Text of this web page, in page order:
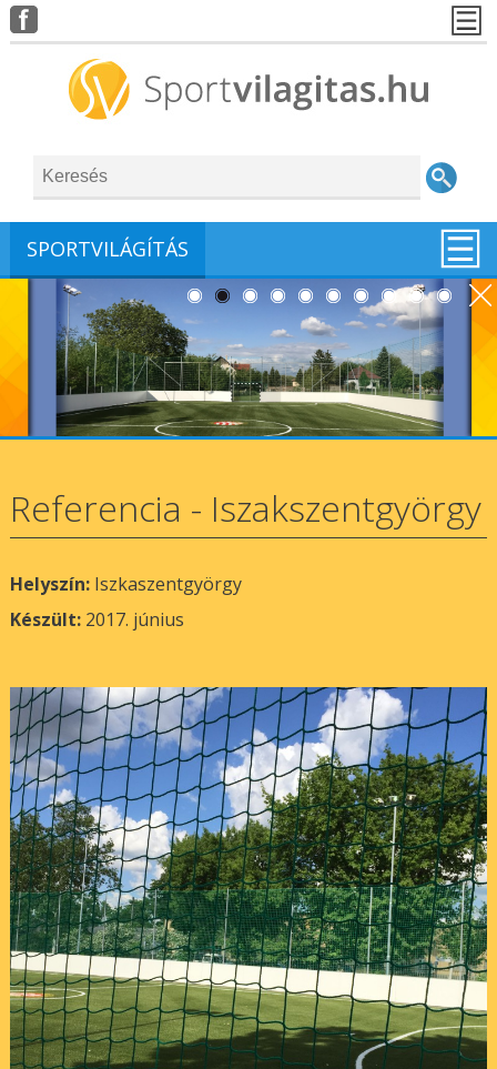
SPORTVILÁGÍTÁS
Referencia - Iszakszentgyörgy
Helyszín: Iszkaszentgyörgy
Készült: 2017. június